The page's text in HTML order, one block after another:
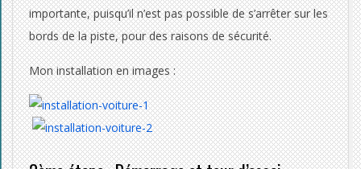
importante, puisqu’il n’est pas possible de s’arrêter sur les
bords de la piste, pour des raisons de sécurité.
Mon installation en images :